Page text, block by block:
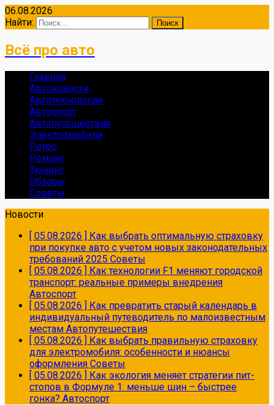
06.08.2026
Найти:
Всё про авто
Главная
Автоновости
Автотехнологии
Автоспорт
Автопутешествия
Электромобили
Ретро
Ремонт
Тюнинг
Обзоры
Советы
Новости
[ 05.08.2026 ] Как выбрать оптимальную страховку
при покупке авто с учетом новых законодательных
требований 2025 Советы
[ 05.08.2026 ] Как технологии F1 меняют городской
транспорт: реальные примеры внедрения
Автоспорт
[ 05.08.2026 ] Как превратить старый календарь в
индивидуальный путеводитель по малоизвестным
местам Автопутешествия
[ 05.08.2026 ] Как выбрать правильную страховку
для электромобиля: особенности и нюансы
оформления Советы
[ 05.08.2026 ] Как экология меняет стратегии пит-
стопов в Формуле 1: меньше шин – быстрее
гонка? Автоспорт